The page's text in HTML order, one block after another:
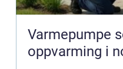
Varmepumpe
oppvarming i